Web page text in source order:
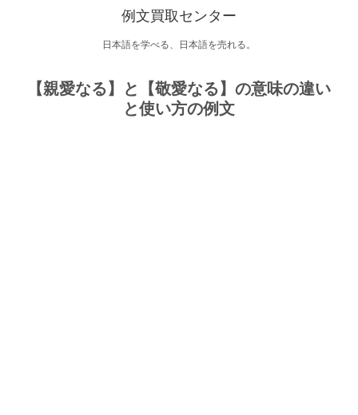
例文買取センター
日本語を学べる、日本語を売れる。
【親愛なる】と【敬愛なる】の意味の違い
と使い方の例文